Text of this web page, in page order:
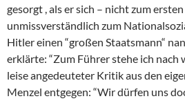
gesorgt , als er sich – nicht zum
unmissverständlich zum
Hitler einen “großen Staatsmann“
erklärte: “Zum Führer stehe ich nach
leise angedeuteter Kritik aus den
Menzel entgegen: “Wir dürfen uns